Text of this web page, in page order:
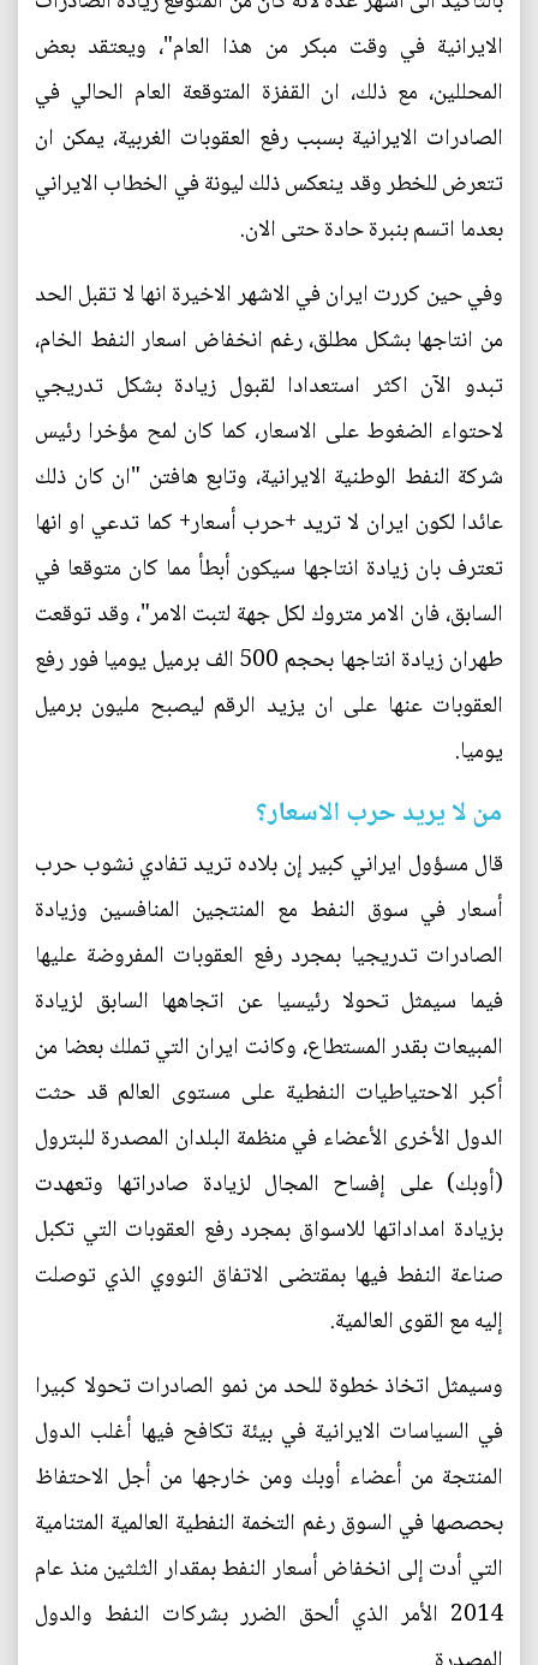
الايرانية في وقت مبكر من هذا العام"، ويعتقد بعض
المحللين، مع ذلك، ان القفزة المتوقعة العام الحالي في
الصادرات الايرانية بسبب رفع العقوبات الغربية، يمكن ان
تتعرض للخطر وقد ينعكس ذلك ليونة في الخطاب الايراني
بعدما اتسم بنبرة حادة حتى الان.
وفي حين كررت ايران في الاشهر الاخيرة انها لا تقبل الحد
من انتاجها بشكل مطلق، رغم انخفاض اسعار النفط الخام،
تبدو الآن اكثر استعدادا لقبول زيادة بشكل تدريجي
لاحتواء الضغوط على الاسعار، كما كان لمح مؤخرا رئيس
شركة النفط الوطنية الايرانية، وتابع هافتن "ان كان ذلك
عائدا لكون ايران لا تريد +حرب أسعار+ كما تدعي او انها
تعترف بان زيادة انتاجها سيكون أبطأ مما كان متوقعا في
السابق، فان الامر متروك لكل جهة لتبت الامر"، وقد توقعت
طهران زيادة انتاجها بحجم 500 الف برميل يوميا فور رفع
العقوبات عنها على ان يزيد الرقم ليصبح مليون برميل
يوميا.
من لا يريد حرب الاسعار؟
قال مسؤول ايراني كبير إن بلاده تريد تفادي نشوب حرب
أسعار في سوق النفط مع المنتجين المنافسين وزيادة
الصادرات تدريجيا بمجرد رفع العقوبات المفروضة عليها
فيما سيمثل تحولا رئيسيا عن اتجاهها السابق لزيادة
المبيعات بقدر المستطاع، وكانت ايران التي تملك بعضا من
أكبر الاحتياطيات النفطية على مستوى العالم قد حثت
الدول الأخرى الأعضاء في منظمة البلدان المصدرة للبترول
(أوبك) على إفساح المجال لزيادة صادراتها وتعهدت
بزيادة امداداتها للاسواق بمجرد رفع العقوبات التي تكبل
صناعة النفط فيها بمقتضى الاتفاق النووي الذي توصلت
إليه مع القوى العالمية.
وسيمثل اتخاذ خطوة للحد من نمو الصادرات تحولا كبيرا
في السياسات الايرانية في بيئة تكافح فيها أغلب الدول
المنتجة من أعضاء أوبك ومن خارجها من أجل الاحتفاظ
بحصصها في السوق رغم التخمة النفطية العالمية المتنامية
التي أدت إلى انخفاض أسعار النفط بمقدار الثلثين منذ عام
2014 الأمر الذي ألحق الضرر بشركات النفط والدول